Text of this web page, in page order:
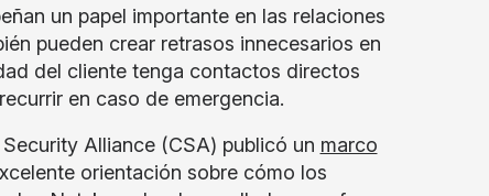
un papel importante en las relaciones
pueden crear retrasos innecesarios en
del cliente tenga contactos directos
en caso de emergencia.
Alliance (CSA) publicó un marco
orientación sobre cómo los